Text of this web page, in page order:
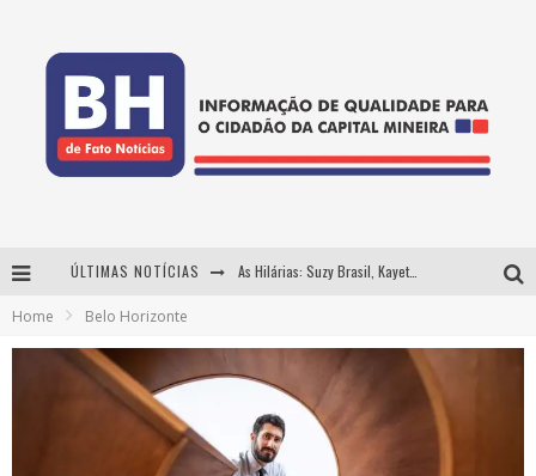
ÚLTIMAS NOTÍCIAS
Usecorp consolida a 'economia do uso' no B2B brasileiro, vira S.A. e impulsiona expansão com novo fundo estruturado
Home Belo Horizonte